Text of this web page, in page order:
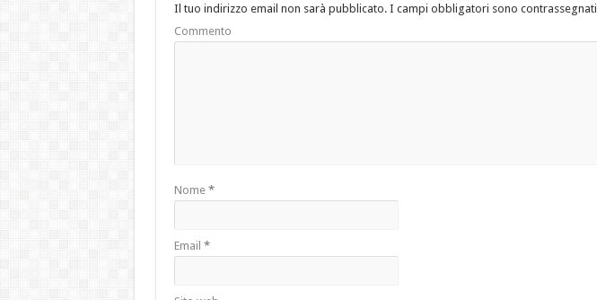
Il tuo indirizzo email non sarà pubblicato.I campi obbligatori sono contrassegnati
Commento
Nome *
Email *